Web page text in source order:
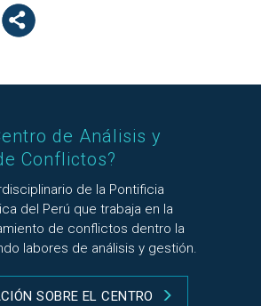
de Análisis y
Conflictos?
de la Pontificia
del Perú que trabaja en la
de conflictos dentro la
labores de análisis y gestión.
SOBRE EL CENTRO